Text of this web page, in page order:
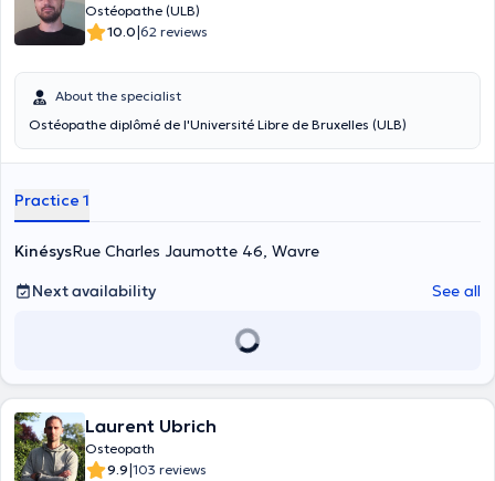
Ostéopathe (ULB)
10.0|62 reviews
About the specialist
Ostéopathe diplômé de l'Université Libre de Bruxelles (ULB)
Practice 1
KinésysRue Charles Jaumotte 46, Wavre
Next availability
See all
Laurent Ubrich
Osteopath
9.9|103 reviews